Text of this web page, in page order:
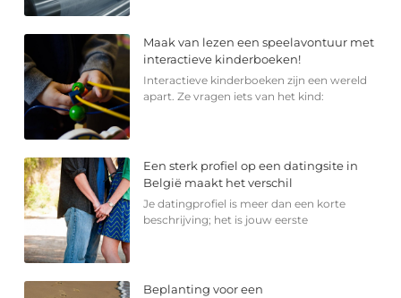
Maak van lezen een speelavontuur met
interactieve kinderboeken!
Interactieve kinderboeken zijn een wereld
apart. Ze vragen iets van het kind:
Een sterk profiel op een datingsite in
België maakt het verschil
Je datingprofiel is meer dan een korte
beschrijving; het is jouw eerste
Beplanting voor een